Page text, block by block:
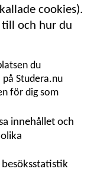
cookies).
till och hur du
du
på Studera.nu
för dig som
innehållet och